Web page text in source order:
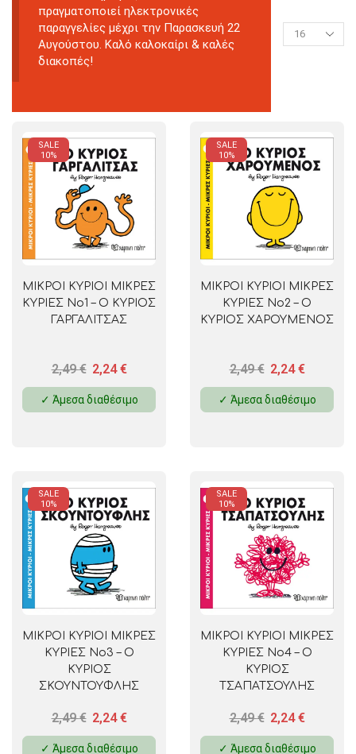
πραγματοποιεί ηλεκτρονικές
παραγγελίες μέχρι την Παρασκευή 22
Αυγούστου. Καλό καλοκαίρι & καλές
διακοπές!
SALE
10%
ΜΙΚΡΟΙ ΚΥΡΙΟΙ ΜΙΚΡΕΣ
ΚΥΡΙΕΣ No1 – Ο ΚΥΡΙΟΣ
ΓΑΡΓΑΛΙΤΣΑΣ
2,49€ 2,24€
✓ Άμεσα διαθέσιμο
SALE
10%
ΜΙΚΡΟΙ ΚΥΡΙΟΙ ΜΙΚΡΕΣ
ΚΥΡΙΕΣ No2 – Ο
ΚΥΡΙΟΣ ΧΑΡΟΥΜΕΝΟΣ
2,49€ 2,24€
✓ Άμεσα διαθέσιμο
SALE
10%
ΜΙΚΡΟΙ ΚΥΡΙΟΙ ΜΙΚΡΕΣ
ΚΥΡΙΕΣ No3 – Ο
ΚΥΡΙΟΣ
ΣΚΟΥΝΤΟΥΦΛΗΣ
2,49€ 2,24€
✓ Άμεσα διαθέσιμο
SALE
10%
ΜΙΚΡΟΙ ΚΥΡΙΟΙ ΜΙΚΡΕΣ
ΚΥΡΙΕΣ No4 – Ο
ΚΥΡΙΟΣ
ΤΣΑΠΑΤΣΟΥΛΗΣ
2,49€ 2,24€
✓ Άμεσα διαθέσιμο